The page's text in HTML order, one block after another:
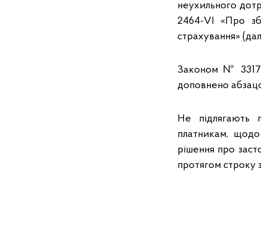
неухильного
2464-VI «Про
страхування»
Законом № 3317
доповнено
Не підлягають
платникам,
рішення про
протягом строку